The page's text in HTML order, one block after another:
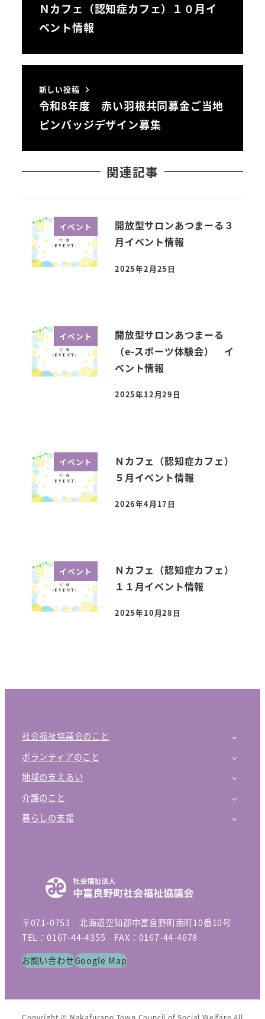
Ｎカフェ（認知症カフェ）１０月イ
ベント情報
新しい投稿
令和8年度 赤い羽根共同募金ご当地
ピンバッジデザイン募集
関連記事
イベント
開放型サロンあつまーる３
月イベント情報
投稿日
2025年2月25日
イベント
開放型サロンあつまーる
（e-スポーツ体験会） イ
ベント情報
投稿日
2025年12月29日
イベント
Ｎカフェ（認知症カフェ）
５月イベント情報
投稿日
2026年4月17日
イベント
Ｎカフェ（認知症カフェ）
１１月イベント情報
投稿日
2025年10月28日
社会福祉協議会のこと
ボランティアのこと
地域の支えあい
介護のこと
暮らしの支援
〒071-0753 北海道空知郡中富良野町南町10番10号
TEL：0167-44-4355 FAX：0167-44-4678
お問い合わせGoogle Map
Copyright © Nakafurano Town Council of Social Welfare All